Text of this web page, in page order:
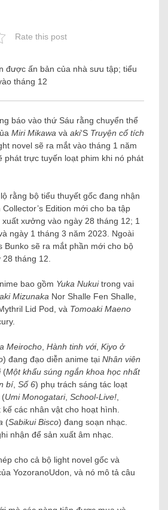
Rate this post
được ấn bản của nhà sưu tập; tiểu
tháng 12
báo vào thứ Sáu rằng chuyển thể
Miri Mikawa và aki‘S Truyện cổ tích
novel sẽ ra mắt vào tháng 1 năm
phát trực tuyến loạt phim khi nó phát
rằng bộ tiểu thuyết gốc đang nhận
Edition mới cho ba tập
xưởng vào ngày 28 tháng 12; 1
ngày 1 tháng 3 năm 2023. Ngoài
Bunko sẽ ra mắt phần mới cho bộ
28 tháng 12.
bao gồm Yuka Nukuitrong vai
Mizunaka Nor Shalle Fen Shalle,
Lid Pod, và Tomoaki Maeno
Meirocho, Hành tinh với, Kiyo ở
) đang đạo diễn anime tại Nhân viên
(Một khẩu súng ngắn khoa học nhất
bí, Số 6) phụ trách sáng tác loạt
(Umi Monogatari, School-Live!,
kế các nhân vật cho hoạt hình.
(Sabikui Bisco) đang soạn nhạc.
nhận để sản xuất âm nhạc.
cho cả bộ light novel gốc và
YozoranoUdon, và nó mô tả câu